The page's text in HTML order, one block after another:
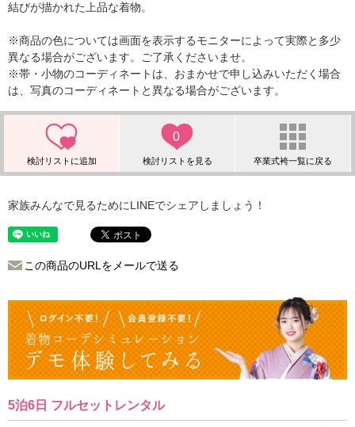
結びが描かれた上品な着物。
※商品の色については画面を表示するモニターによって実際と多少
異なる場合がございます。ご了承くださいませ。
※帯・小物のコーディネートは、おまかせで申し込みいただく場合
は、写真のコーディネートと異なる場合がございます。
0
家族みんなで見るためにLINEでシェアしましょう！
この商品のURLをメールで送る
5泊6日 フルセットレンタル